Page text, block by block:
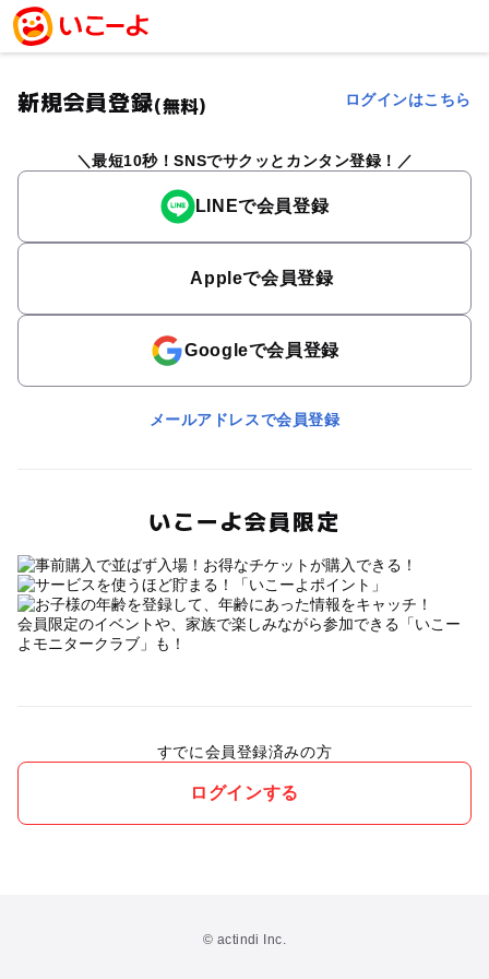
新規会員登録(無料) ログインはこちら
最短10秒！SNSでサクッとカンタン登録！
LINEで会員登録
Appleで会員登録
Googleで会員登録
メールアドレスで会員登録
いこーよ会員限定
会員限定のイベントや、家族で楽しみながら参加できる「いこー
よモニタークラブ」も！
すでに会員登録済みの方
ログインする
© actindi Inc.